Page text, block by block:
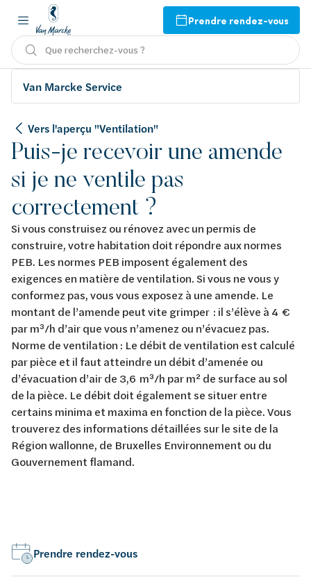
Prendre rendez-vous
Que recherchez-vous ?
Van Marcke Service
Vers l'aperçu "Ventilation"
Puis-je recevoir une amende
si je ne ventile pas
correctement ?
Si vous construisez ou rénovez avec un permis de
construire, votre habitation doit répondre aux normes
PEB. Les normes PEB imposent également des
exigences en matière de ventilation. Si vous ne vous y
conformez pas, vous vous exposez à une amende. Le
montant de l’amende peut vite grimper : il s’élève à 4 €
par m³/h d’air que vous n’amenez ou n’évacuez pas.
Norme de ventilation : Le débit de ventilation est calculé
par pièce et il faut atteindre un débit d’amenée ou
d’évacuation d’air de 3,6 m³/h par m² de surface au sol
de la pièce. Le débit doit également se situer entre
certains minima et maxima en fonction de la pièce. Vous
trouverez des informations détaillées sur le site de la
Région wallonne, de Bruxelles Environnement ou du
Gouvernement flamand.
Prendre rendez-vous